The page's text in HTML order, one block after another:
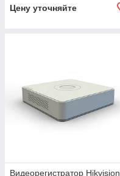
Цену уточняйте
Видеорегистратор Hikvision